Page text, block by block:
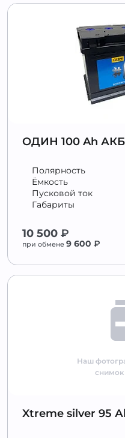
ОДИН 100 Ah АКБ
Полярность
Ёмкость
Пусковой ток
Габариты
10 500 ₽
при обмене 9 600 ₽
Наш
снимок
Xtreme silver 95